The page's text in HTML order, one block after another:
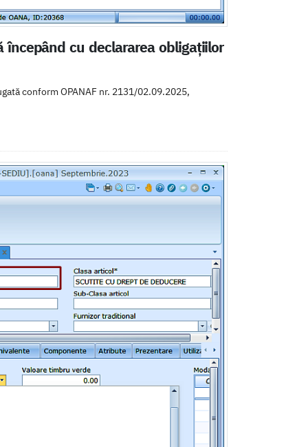
începând cu declararea obligațiilor
conform OPANAF nr. 2131/02.09.2025,